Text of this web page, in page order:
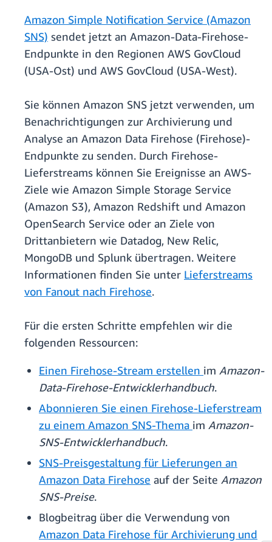
Amazon Simple Notification Service (Amazon
SNS) sendet jetzt an Amazon-Data-Firehose-
Endpunkte in den Regionen AWS GovCloud
(USA-Ost) und AWS GovCloud (USA-West).
Sie können Amazon SNS jetzt verwenden, um
Benachrichtigungen zur Archivierung und
Analyse an Amazon Data Firehose (Firehose)-
Endpunkte zu senden. Durch Firehose-
Lieferstreams können Sie Ereignisse an AWS-
Ziele wie Amazon Simple Storage Service
(Amazon S3), Amazon Redshift und Amazon
OpenSearch Service oder an Ziele von
Drittanbietern wie Datadog, New Relic,
MongoDB und Splunk übertragen. Weitere
Informationen finden Sie unter Lieferstreams
von Fanout nach Firehose.
Für die ersten Schritte empfehlen wir die
folgenden Ressourcen:
Einen Firehose-Stream erstellen im Amazon-
Data-Firehose-Entwicklerhandbuch.
Abonnieren Sie einen Firehose-Lieferstream
zu einem Amazon SNS-Thema im Amazon-
SNS-Entwicklerhandbuch.
SNS-Preisgestaltung für Lieferungen an
Amazon Data Firehose auf der Seite Amazon
SNS-Preise.
Blogbeitrag über die Verwendung von
Amazon Data Firehose für Archivierung und